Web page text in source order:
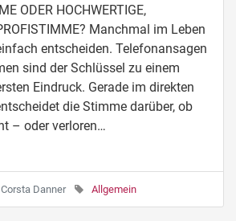
ODER HOCHWERTIGE,
Manchmal im Leben
entscheiden. Telefonansagen
sind der Schlüssel zu einem
Eindruck. Gerade im direkten
die Stimme darüber, ob
– oder verloren…
Corsta Danner Allgemein